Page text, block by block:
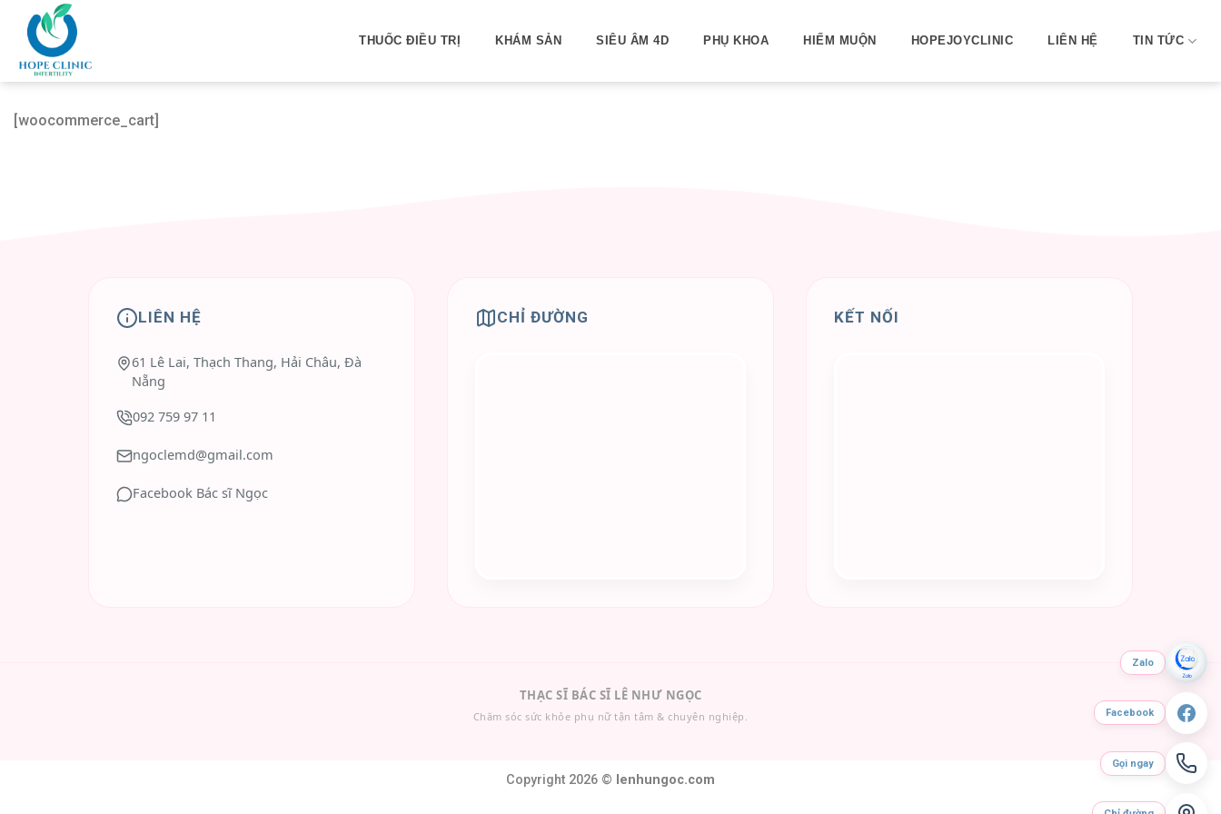
content
THUỐC ĐIỀU TRỊ KHÁM SẢN SIÊU ÂM 4D PHỤ KHOA HIẾM MUỘN HOPEJOYCLINIC LIÊN HỆ TIN TỨC
[woocommerce_cart]
LIÊN HỆ
61 Lê Lai, Thạch Thang, Hải Châu, Đà
Nẵng
092 759 97 11
ngoclemd@gmail.com
Facebook Bác sĩ Ngọc
CHỈ ĐƯỜNG KẾT NỐI
THẠC SĨ BÁC SĨ LÊ NHƯ NGỌC
Chăm sóc sức khỏe phụ nữ tận tâm & chuyên nghiệp.
Copyright 2026 © lenhungoc.com
Zalo
Facebook
Gọi ngay